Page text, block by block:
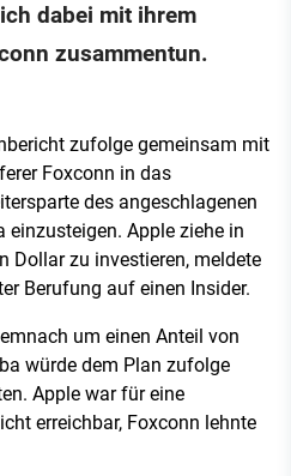
dabei mit ihrem
zusammentun.
zufolge gemeinsam mit
Foxconn in das
des angeschlagenen
einzusteigen. Apple ziehe in
Dollar zu investieren, meldete
Berufung auf einen Insider.
um einen Anteil von
würde dem Plan zufolge
Apple war für eine
erreichbar, Foxconn lehnte